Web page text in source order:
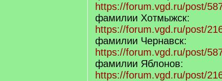
https://forum.vgd.ru/post/
фамилии Хотмыжск:
https://forum.vgd.ru/post/
фамилии Чернавск:
https://forum.vgd.ru/post/
фамилии Яблонов:
https://forum.vgd.ru/post/